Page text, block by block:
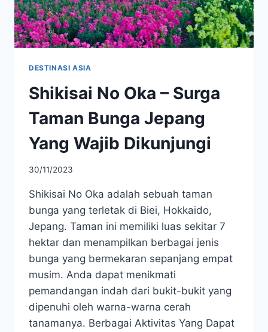
DESTINASI ASIA
Shikisai No Oka – Surga
Taman Bunga Jepang
Yang Wajib Dikunjungi
30/11/2023
Shikisai No Oka adalah sebuah taman
bunga yang terletak di Biei, Hokkaido,
Jepang. Taman ini memiliki luas sekitar 7
hektar dan menampilkan berbagai jenis
bunga yang bermekaran sepanjang empat
musim. Anda dapat menikmati
pemandangan indah dari bukit-bukit yang
dipenuhi oleh warna-warna cerah
tanamanya. Berbagai Aktivitas Yang Dapat